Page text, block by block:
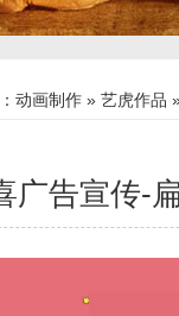
动画制作 » 艺虎作品
广告宣传-